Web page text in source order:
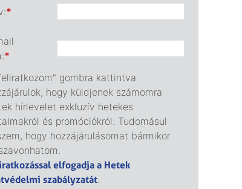
*
*
gombra kattintva
hogy küldjenek számomra
hírlevelet exkluzív hetekes
és promóciókról. Tudomásul
hogy hozzájárulásomat bármikor
elfogadja a Hetek
szabályzatát.